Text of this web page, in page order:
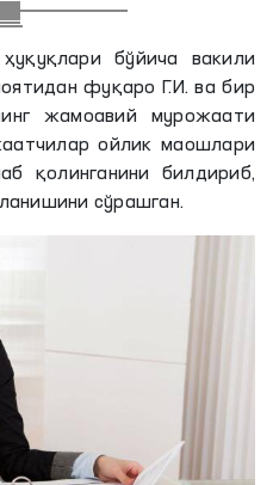
бўйича вакили
фуқаро Г.И. ва бир
жамоавий мурожаати
ойлик маошлари
қолинганини билдириб,
сўрашган.